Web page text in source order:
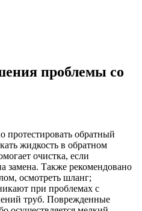
проблемы со
обратный
жидкость в обратном
очистка, если
замена. Также рекомендовано
осмотреть шланг;
при проблемах с
труб. Поврежденные